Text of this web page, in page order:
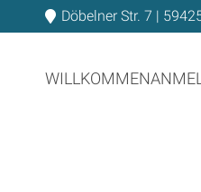
Döbelner Str. 7 |
WILLKOMMEN